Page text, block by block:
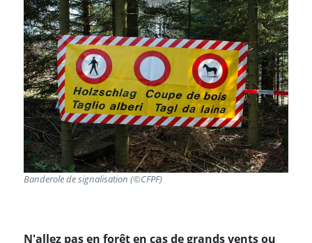
Banderole de signalisation (©CFPF)
N'allez pas en forêt en cas de grands vents ou